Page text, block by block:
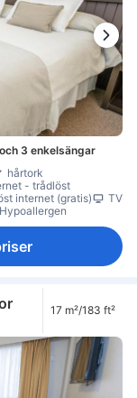
3 enkelsängar
hårtork
- trådlöst
internet (gratis)
TV
Hypoallergen
sängkläder
trä/parkettgolv
17 m²/183 ft²